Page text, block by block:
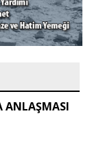
ANLAŞMASI